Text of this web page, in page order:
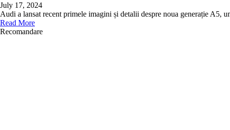
July 17, 2024
Audi a lansat recent primele imagini și detalii despre noua generație A5,
Read More
Recomandare